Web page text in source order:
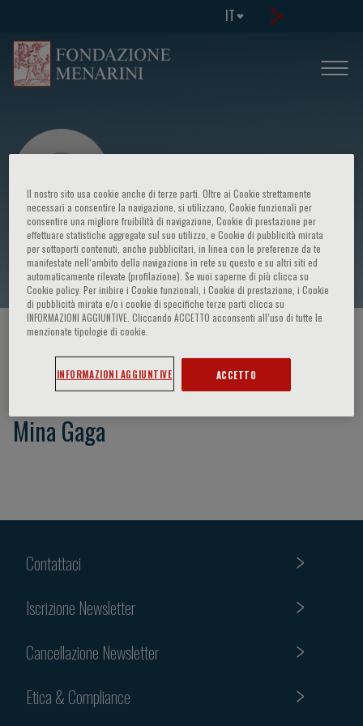
IT
Mina Gaga
HOME PAGE / CORSI ED EVENTI
Mina Gaga
Contattaci
Iscrizione Newsletter
Cancellazione Newsletter
Etica & Compliance
Il nostro sito usa cookie anche di terze parti. Oltre ai Cookie strettamente
necessari a consentire la navigazione, si utilizzano, Cookie funzionali per
consentire una migliore fruibilità di navigazione, Cookie di prestazione per
effettuare statistiche aggregate sul suo utilizzo, e Cookie di pubblicità mirata
per sottoporti contenuti, anche pubblicitari, in linea con le preferenze da te
manifestate nell‘ambito della navigazione in rete su questo e su altri siti ed
automaticamente rilevate (profilazione). Se vuoi saperne di più clicca su
Cookie policy. Per inibire i Cookie funzionali, i Cookie di prestazione, i Cookie
di pubblicità mirata e/o i cookie di specifiche terze parti clicca su
INFORMAZIONI AGGIUNTIVE. Cliccando ACCETTO acconsenti all’uso di tutte le
menzionate tipologie di cookie.
INFORMAZIONI AGGIUNTIVE ACCETTO